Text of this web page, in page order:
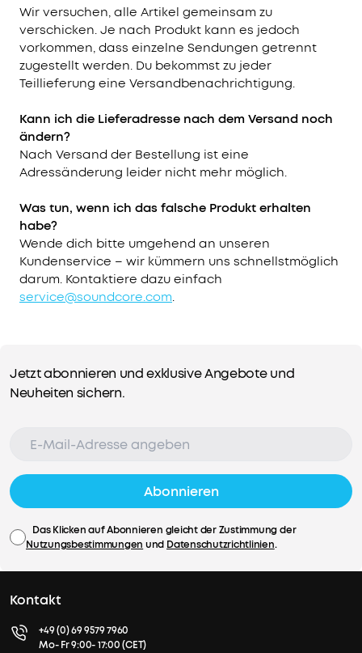
Wir versuchen, alle Artikel gemeinsam zu
verschicken. Je nach Produkt kann es jedoch
vorkommen, dass einzelne Sendungen getrennt
zugestellt werden. Du bekommst zu jeder
Teillieferung eine Versandbenachrichtigung.
Kann ich die Lieferadresse nach dem Versand noch
ändern?
Nach Versand der Bestellung ist eine
Adressänderung leider nicht mehr möglich.
Was tun, wenn ich das falsche Produkt erhalten
habe?
Wende dich bitte umgehend an unseren
Kundenservice – wir kümmern uns schnellstmöglich
darum. Kontaktiere dazu einfach
service@soundcore.com.
Jetzt abonnieren und exklusive Angebote und
Neuheiten sichern.
Abonnieren
Das Klicken auf Abonnieren gleicht der Zustimmung der
Nutzungsbestimmungen und Datenschutzrichtlinien.
Kontakt
+49 (0) 69 9579 7960
Mo- Fr 9:00- 17:00 (CET)